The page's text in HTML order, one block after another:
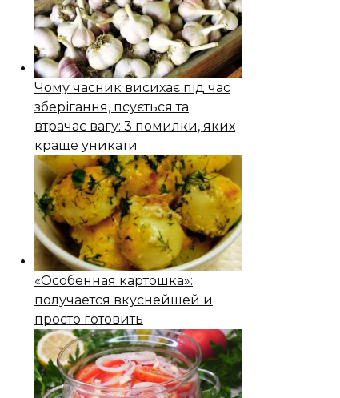
Чому часник висихає під час
зберігання, псується та
втрачає вагу: 3 помилки, яких
краще уникати
«Особенная картошка»:
получается вкуснейшей и
просто готовить